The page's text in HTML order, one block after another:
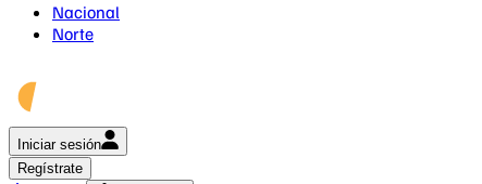
Nacional
Norte
Iniciar sesión
Regístrate